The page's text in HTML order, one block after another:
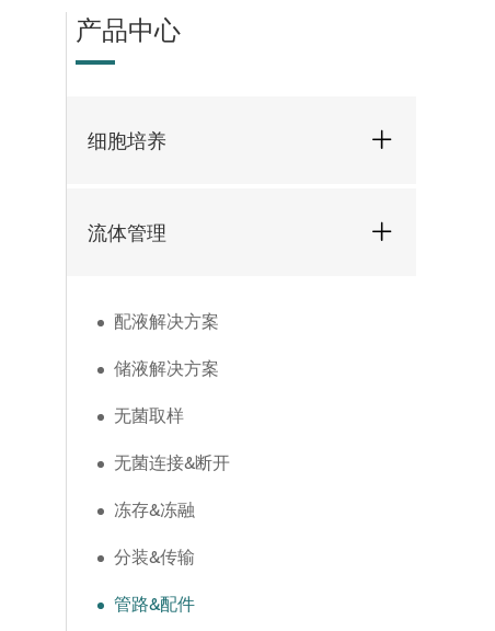
产品中心
细胞培养
流体管理
配液解决方案
储液解决方案
无菌取样
无菌连接&断开
冻存&冻融
分装&传输
管路&配件